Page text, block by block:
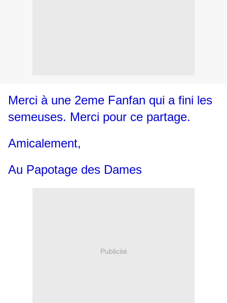
Merci à une 2eme Fanfan qui a fini les
semeuses. Merci pour ce partage.
Amicalement,
Au Papotage des Dames
Publicité